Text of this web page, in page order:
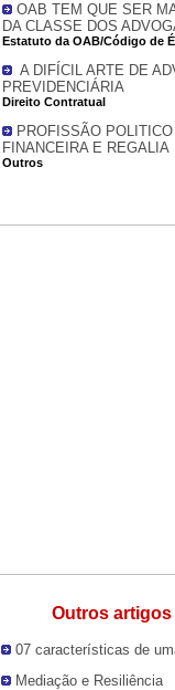
OAB TEM QUE SER
DA CLASSE DOS
Estatuto da OAB/Código de
A DIFÍCIL ARTE DE
PREVIDENCIÁRIA
Direito Contratual
PROFISSÃO
FINANCEIRA E REGALIA
Outros
Outros artigos
07 características de
Mediação e Resiliência